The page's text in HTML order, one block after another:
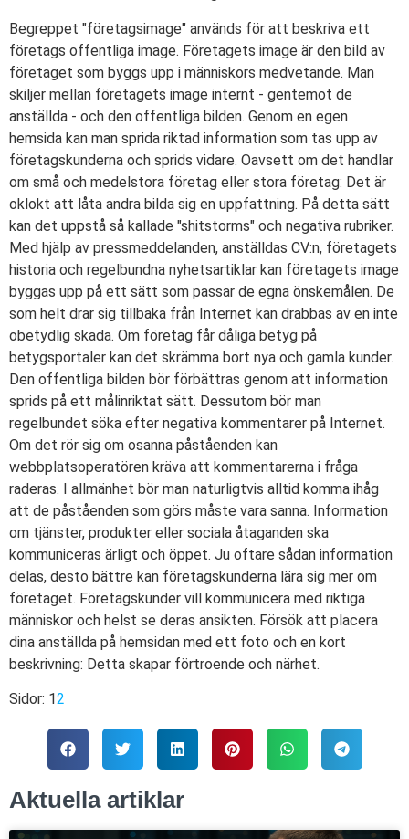
Begreppet "företagsimage" används för att beskriva ett
företags offentliga image. Företagets image är den bild av
företaget som byggs upp i människors medvetande. Man
skiljer mellan företagets image internt - gentemot de
anställda - och den offentliga bilden. Genom en egen
hemsida kan man sprida riktad information som tas upp av
företagskunderna och sprids vidare. Oavsett om det handlar
om små och medelstora företag eller stora företag: Det är
oklokt att låta andra bilda sig en uppfattning. På detta sätt
kan det uppstå så kallade "shitstorms" och negativa rubriker.
Med hjälp av pressmeddelanden, anställdas CV:n, företagets
historia och regelbundna nyhetsartiklar kan företagets image
byggas upp på ett sätt som passar de egna önskemålen. De
som helt drar sig tillbaka från Internet kan drabbas av en inte
obetydlig skada. Om företag får dåliga betyg på
betygsportaler kan det skrämma bort nya och gamla kunder.
Den offentliga bilden bör förbättras genom att information
sprids på ett målinriktat sätt. Dessutom bör man
regelbundet söka efter negativa kommentarer på Internet.
Om det rör sig om osanna påståenden kan
webbplatsoperatören kräva att kommentarerna i fråga
raderas. I allmänhet bör man naturligtvis alltid komma ihåg
att de påståenden som görs måste vara sanna. Information
om tjänster, produkter eller sociala åtaganden ska
kommuniceras ärligt och öppet. Ju oftare sådan information
delas, desto bättre kan företagskunderna lära sig mer om
företaget. Företagskunder vill kommunicera med riktiga
människor och helst se deras ansikten. Försök att placera
dina anställda på hemsidan med ett foto och en kort
beskrivning: Detta skapar förtroende och närhet.
Sidor: 12
Aktuella artiklar